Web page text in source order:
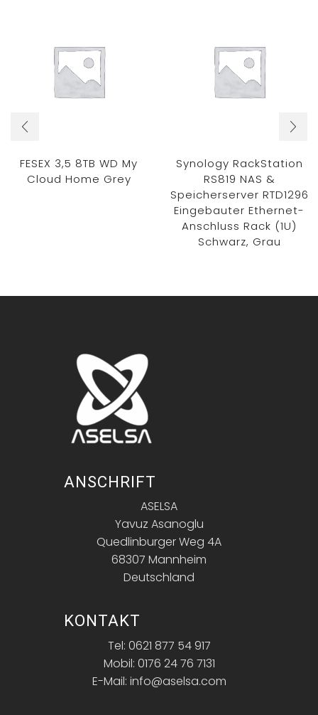
FESEX 3,5 8TB WD My
Cloud Home Grey
Synology RackStation
RS819 NAS &
Speicherserver RTD1296
Eingebauter Ethernet-
Anschluss Rack (1U)
Schwarz, Grau
ANSCHRIFT
ASELSA
Yavuz Asanoglu
Quedlinburger Weg 4A
68307 Mannheim
Deutschland
KONTAKT
Tel: 0621 877 54 917
Mobil: 0176 24 76 7131
E-Mail: info@aselsa.com